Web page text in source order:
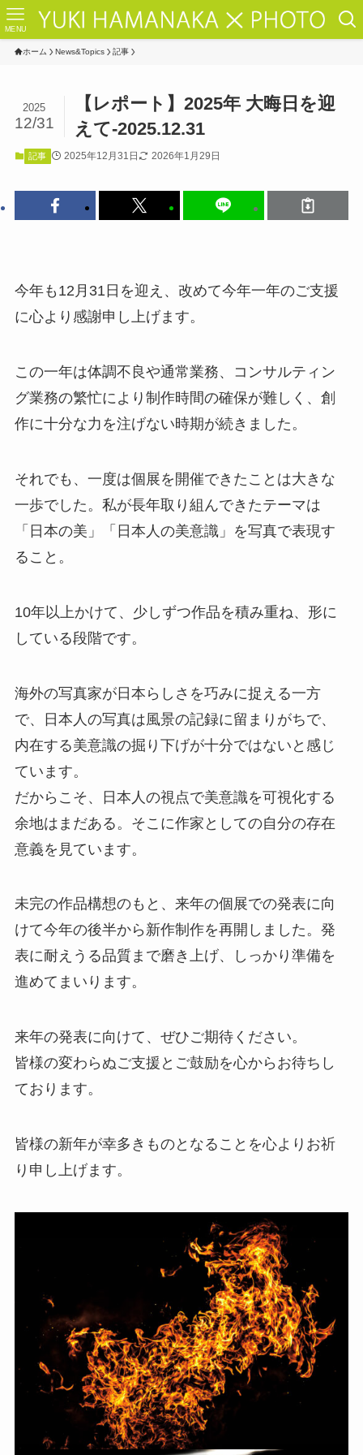
MENU
ホーム News&Topics 記事
【レポート】2025年 大晦日を迎
えて-2025.12.31
2025
12/31
記事 2025年12月31日 2026年1月29日
今年も12月31日を迎え、改めて今年一年のご支援
に心より感謝申し上げます。
この一年は体調不良や通常業務、コンサルティン
グ業務の繁忙により制作時間の確保が難しく、創
作に十分な力を注げない時期が続きました。
それでも、一度は個展を開催できたことは大きな
一歩でした。私が長年取り組んできたテーマは
「日本の美」「日本人の美意識」を写真で表現す
ること。
10年以上かけて、少しずつ作品を積み重ね、形に
している段階です。
海外の写真家が日本らしさを巧みに捉える一方
で、日本人の写真は風景の記録に留まりがちで、
内在する美意識の掘り下げが十分ではないと感じ
ています。
だからこそ、日本人の視点で美意識を可視化する
余地はまだある。そこに作家としての自分の存在
意義を見ています。
未完の作品構想のもと、来年の個展での発表に向
けて今年の後半から新作制作を再開しました。発
表に耐えうる品質まで磨き上げ、しっかり準備を
進めてまいります。
来年の発表に向けて、ぜひご期待ください。
皆様の変わらぬご支援とご鼓励を心からお待ちし
ております。
皆様の新年が幸多きものとなることを心よりお祈
り申し上げます。